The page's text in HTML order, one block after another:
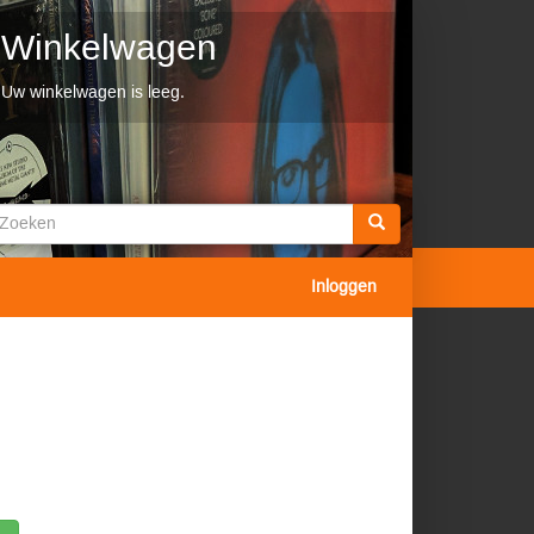
Winkelwagen
Uw winkelwagen is leeg.
Inloggen